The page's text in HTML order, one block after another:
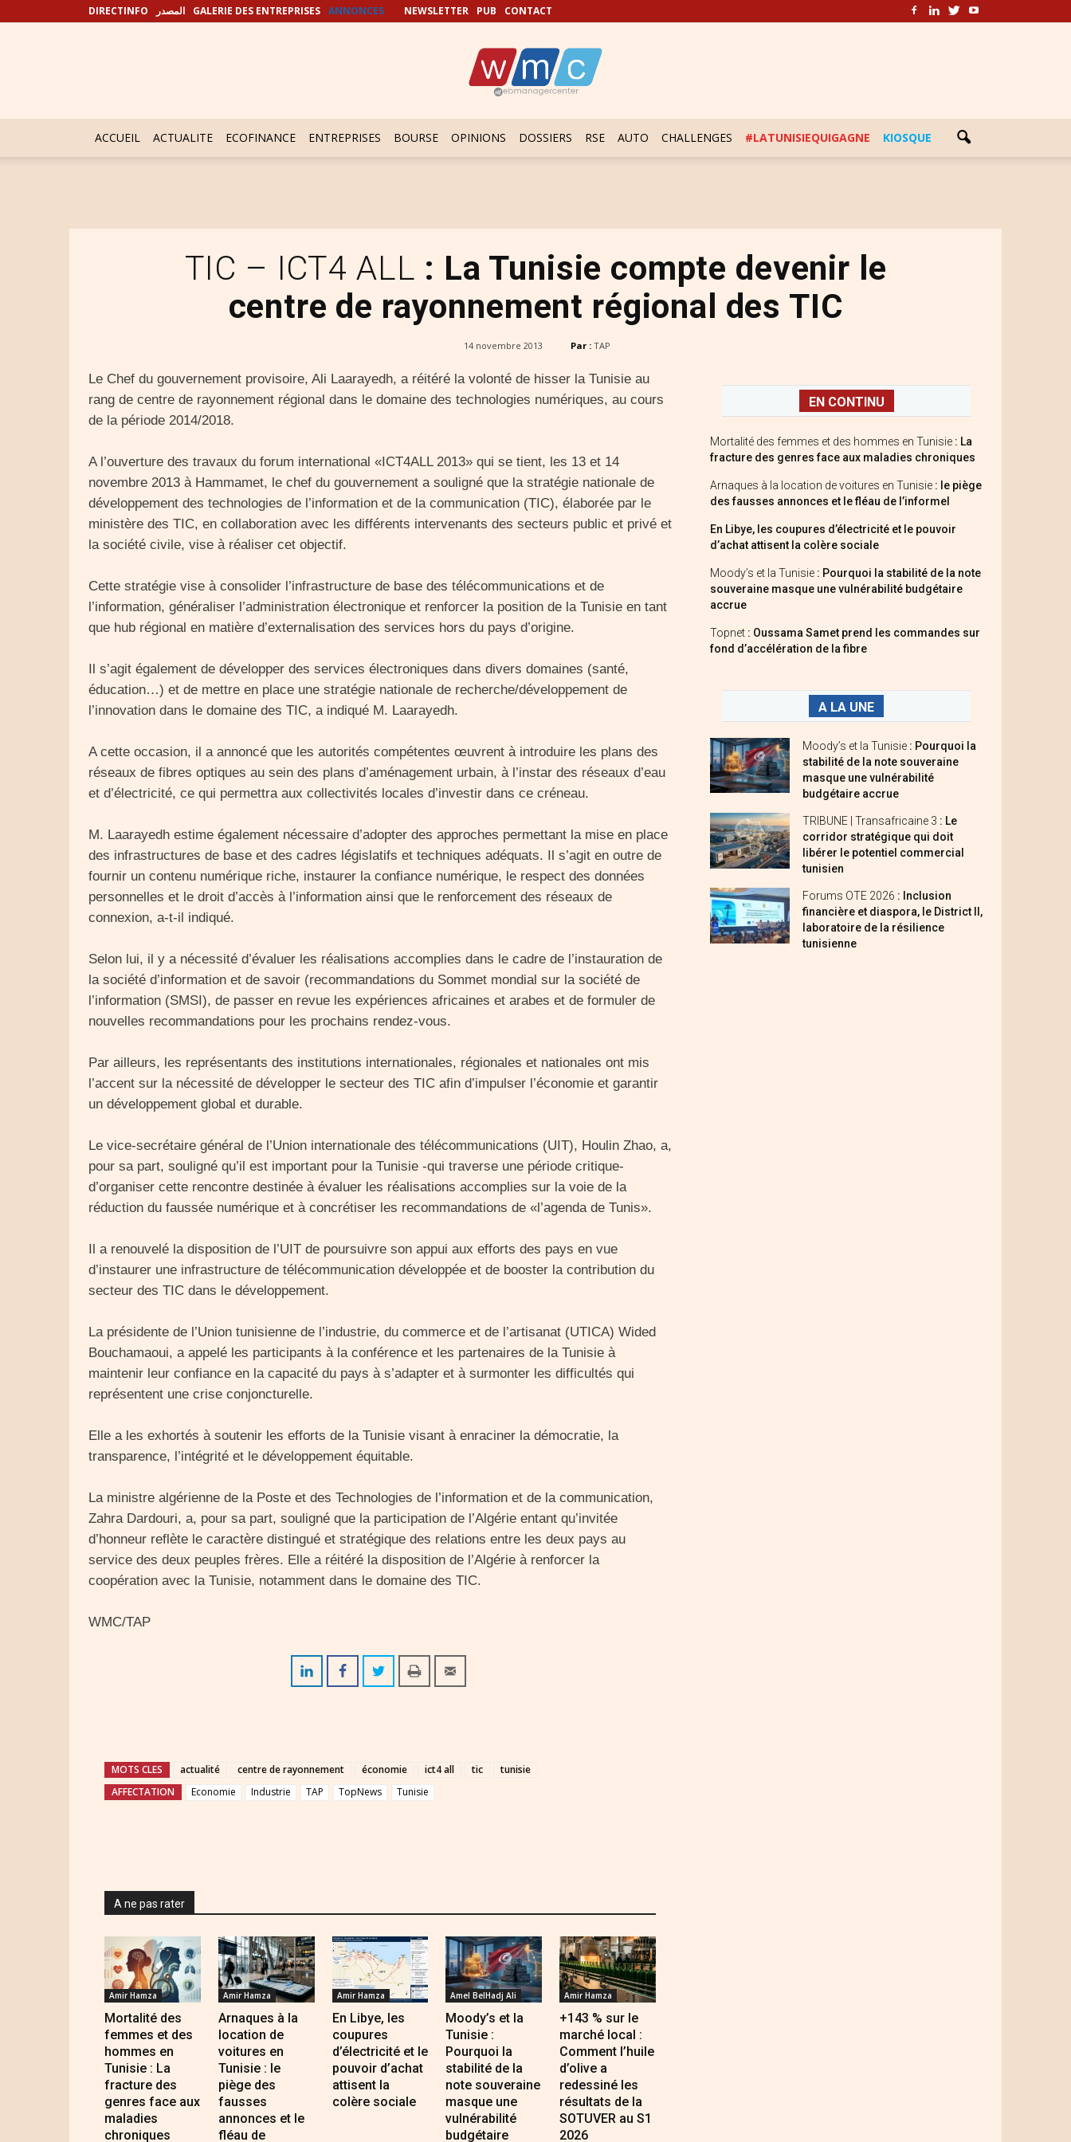
DIRECTINFO المصدر GALERIE DES ENTREPRISES ANNONCES NEWSLETTER PUB CONTACT
ACCUEIL ACTUALITE ECOFINANCE ENTREPRISES BOURSE OPINIONS DOSSIERS RSE AUTO CHALLENGES #LATUNISIEQUIGAGNE KIOSQUE
TIC – ICT4 ALL : La Tunisie compte devenir le
centre de rayonnement régional des TIC
14 novembre 2013 Par : TAP
Le Chef du gouvernement provisoire, Ali Laarayedh, a réitéré la volonté de hisser la Tunisie au
rang de centre de rayonnement régional dans le domaine des technologies numériques, au cours
de la période 2014/2018.
A l’ouverture des travaux du forum international «ICT4ALL 2013» qui se tient, les 13 et 14
novembre 2013 à Hammamet, le chef du gouvernement a souligné que la stratégie nationale de
développement des technologies de l’information et de la communication (TIC), élaborée par le
ministère des TIC, en collaboration avec les différents intervenants des secteurs public et privé et
la société civile, vise à réaliser cet objectif.
Cette stratégie vise à consolider l’infrastructure de base des télécommunications et de
l’information, généraliser l’administration électronique et renforcer la position de la Tunisie en tant
que hub régional en matière d’externalisation des services hors du pays d’origine.
Il s’agit également de développer des services électroniques dans divers domaines (santé,
éducation…) et de mettre en place une stratégie nationale de recherche/développement de
l’innovation dans le domaine des TIC, a indiqué M. Laarayedh.
A cette occasion, il a annoncé que les autorités compétentes œuvrent à introduire les plans des
réseaux de fibres optiques au sein des plans d’aménagement urbain, à l’instar des réseaux d’eau
et d’électricité, ce qui permettra aux collectivités locales d’investir dans ce créneau.
M. Laarayedh estime également nécessaire d’adopter des approches permettant la mise en place
des infrastructures de base et des cadres législatifs et techniques adéquats. Il s’agit en outre de
fournir un contenu numérique riche, instaurer la confiance numérique, le respect des données
personnelles et le droit d’accès à l’information ainsi que le renforcement des réseaux de
connexion, a-t-il indiqué.
Selon lui, il y a nécessité d’évaluer les réalisations accomplies dans le cadre de l’instauration de
la société d’information et de savoir (recommandations du Sommet mondial sur la société de
l’information (SMSI), de passer en revue les expériences africaines et arabes et de formuler de
nouvelles recommandations pour les prochains rendez-vous.
Par ailleurs, les représentants des institutions internationales, régionales et nationales ont mis
l’accent sur la nécessité de développer le secteur des TIC afin d’impulser l’économie et garantir
un développement global et durable.
Le vice-secrétaire général de l’Union internationale des télécommunications (UIT), Houlin Zhao, a,
pour sa part, souligné qu’il est important pour la Tunisie -qui traverse une période critique-
d’organiser cette rencontre destinée à évaluer les réalisations accomplies sur la voie de la
réduction du faussée numérique et à concrétiser les recommandations de «l’agenda de Tunis».
Il a renouvelé la disposition de l’UIT de poursuivre son appui aux efforts des pays en vue
d’instaurer une infrastructure de télécommunication développée et de booster la contribution du
secteur des TIC dans le développement.
La présidente de l’Union tunisienne de l’industrie, du commerce et de l’artisanat (UTICA) Wided
Bouchamaoui, a appelé les participants à la conférence et les partenaires de la Tunisie à
maintenir leur confiance en la capacité du pays à s’adapter et à surmonter les difficultés qui
représentent une crise conjoncturelle.
Elle a les exhortés à soutenir les efforts de la Tunisie visant à enraciner la démocratie, la
transparence, l’intégrité et le développement équitable.
La ministre algérienne de la Poste et des Technologies de l’information et de la communication,
Zahra Dardouri, a, pour sa part, souligné que la participation de l’Algérie entant qu’invitée
d’honneur reflète le caractère distingué et stratégique des relations entre les deux pays au
service des deux peuples frères. Elle a réitéré la disposition de l’Algérie à renforcer la
coopération avec la Tunisie, notamment dans le domaine des TIC.
WMC/TAP
MOTS CLES actualité centre de rayonnement économie ict4 all tic
tunisie
AFFECTATION
Economie Industrie TAP TopNews Tunisie
A ne pas rater
Amir Hamza
Mortalité des
femmes et des
hommes en
Tunisie : La
fracture des
genres face aux
maladies
chroniques
Amir Hamza
Arnaques à la
location de
voitures en
Tunisie : le
piège des
fausses
annonces et le
fléau de
Amir Hamza
En Libye, les
coupures
d’électricité et le
pouvoir d’achat
attisent la
colère sociale
Amel BelHadj Ali
Moody’s et la
Tunisie :
Pourquoi la
stabilité de la
note souveraine
masque une
vulnérabilité
budgétaire
Amir Hamza
+143 % sur le
marché local :
Comment l’huile
d’olive a
redessiné les
résultats de la
SOTUVER au S1
2026
EN CONTINU
Mortalité des femmes et des hommes en Tunisie : La
fracture des genres face aux maladies chroniques
Arnaques à la location de voitures en Tunisie : le piège
des fausses annonces et le fléau de l’informel
En Libye, les coupures d’électricité et le pouvoir
d’achat attisent la colère sociale
Moody’s et la Tunisie : Pourquoi la stabilité de la note
souveraine masque une vulnérabilité budgétaire
accrue
Topnet : Oussama Samet prend les commandes sur
fond d’accélération de la fibre
A LA UNE
Moody’s et la Tunisie : Pourquoi la
stabilité de la note souveraine
masque une vulnérabilité
budgétaire accrue
TRIBUNE | Transafricaine 3 : Le
corridor stratégique qui doit
libérer le potentiel commercial
tunisien
Forums OTE 2026 : Inclusion
financière et diaspora, le District II,
laboratoire de la résilience
tunisienne